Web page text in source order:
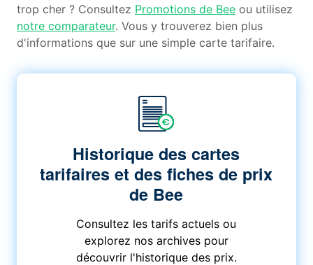
trop cher ? Consultez Promotions de Bee ou utilisez
notre comparateur. Vous y trouverez bien plus
d'informations que sur une simple carte tarifaire.
Historique des cartes
tarifaires et des fiches de prix
de Bee
Consultez les tarifs actuels ou
explorez nos archives pour
découvrir l'historique des prix.